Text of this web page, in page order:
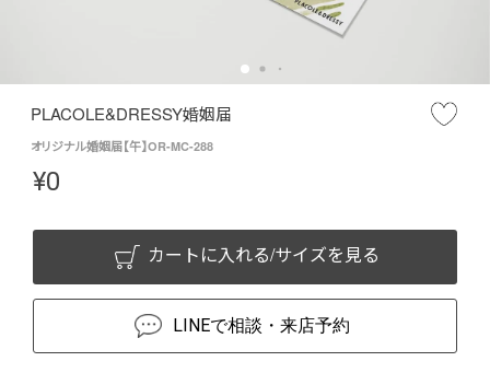
PLACOLE&DRESSY婚姻届
オリジナル婚姻届【午】OR-MC-288
¥0
カートに入れる/サイズを見る
LINEで相談・来店予約